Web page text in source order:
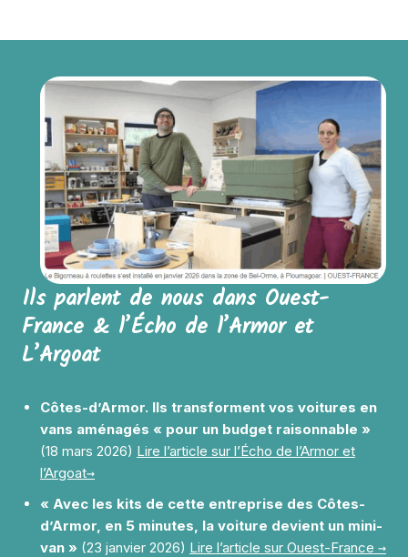
Ils parlent de nous dans Ouest-
France & l’Écho de l’Armor et
L’Argoat
Côtes-d’Armor. Ils transforment vos voitures en
vans aménagés « pour un budget raisonnable »
(18 mars 2026) Lire l’article sur l’Écho de l’Armor et
l’Argoat→
« Avec les kits de cette entreprise des Côtes-
d’Armor, en 5 minutes, la voiture devient un mini-
van » (23 janvier 2026) Lire l’article sur Ouest-France →